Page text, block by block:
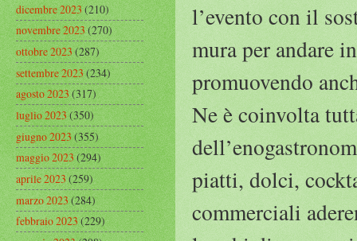
l’evento con il
mura per andare
promuovendo
Ne è coinvolta
piatti, dolci,
commerciali
dicembre 2023(210)
novembre 2023(270)
ottobre 2023(287)
settembre 2023(234)
agosto 2023(317)
luglio 2023(350)
giugno 2023(355)
maggio 2023(294)
aprile 2023(259)
marzo 2023(284)
febbraio 2023(229)